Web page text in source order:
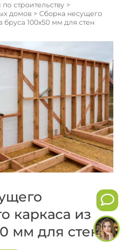
строительству >
домов > Сборка несущего
бруса 100x50 мм для стен
каркаса из
мм для стен